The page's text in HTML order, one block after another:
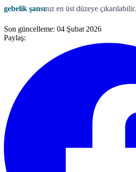
gebelik şansınız en üst düzeye çıkarılabilir.
Son güncelleme: 04 Şubat 2026
Paylaş: